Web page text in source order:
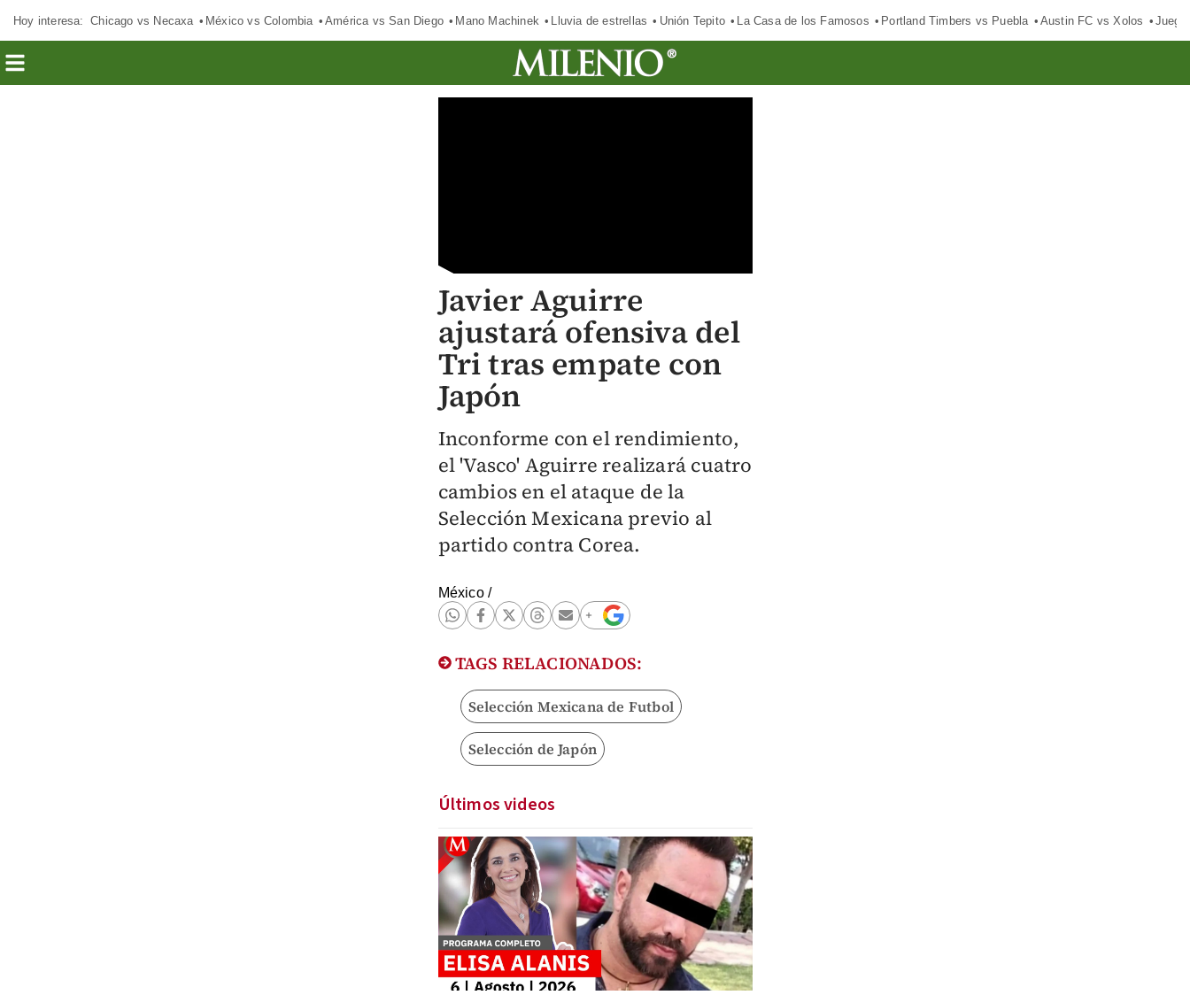
Hoy interesa: Chicago vs Necaxa México vs Colombia América vs San Diego Mano Machinek Lluvia de estrellas Unión Tepito La Casa de los Famosos Portland Timbers vs Puebla Austin FC vs Xolos
Javier Aguirre
ajustará ofensiva del
Tri tras empate con
Japón
Inconforme con el rendimiento,
el 'Vasco' Aguirre realizará cuatro
cambios en el ataque de la
Selección Mexicana previo al
partido contra Corea.
México/
TAGS RELACIONADOS:
Selección Mexicana de Futbol
Selección de Japón
Últimos videos